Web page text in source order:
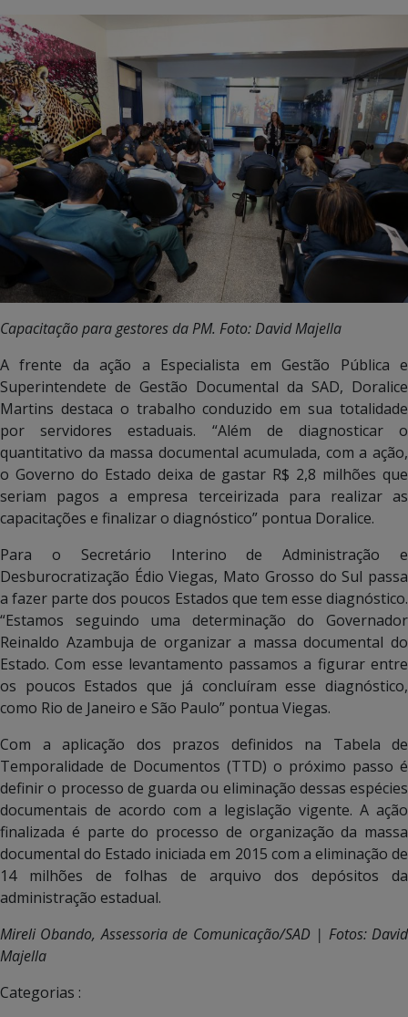
Capacitação para gestores da PM. Foto: David Majella
A frente da ação a Especialista em Gestão Pública e
Superintendete de Gestão Documental da SAD, Doralice
Martins destaca o trabalho conduzido em sua totalidade
por servidores estaduais. “Além de diagnosticar o
quantitativo da massa documental acumulada, com a ação,
o Governo do Estado deixa de gastar R$ 2,8 milhões que
seriam pagos a empresa terceirizada para realizar as
capacitações e finalizar o diagnóstico” pontua Doralice.
Para o Secretário Interino de Administração e
Desburocratização Édio Viegas, Mato Grosso do Sul passa
a fazer parte dos poucos Estados que tem esse diagnóstico.
“Estamos seguindo uma determinação do Governador
Reinaldo Azambuja de organizar a massa documental do
Estado. Com esse levantamento passamos a figurar entre
os poucos Estados que já concluíram esse diagnóstico,
como Rio de Janeiro e São Paulo” pontua Viegas.
Com a aplicação dos prazos definidos na Tabela de
Temporalidade de Documentos (TTD) o próximo passo é
definir o processo de guarda ou eliminação dessas espécies
documentais de acordo com a legislação vigente. A ação
finalizada é parte do processo de organização da massa
documental do Estado iniciada em 2015 com a eliminação de
14 milhões de folhas de arquivo dos depósitos da
administração estadual.
Mireli Obando, Assessoria de Comunicação/SAD | Fotos: David
Majella
Categorias :